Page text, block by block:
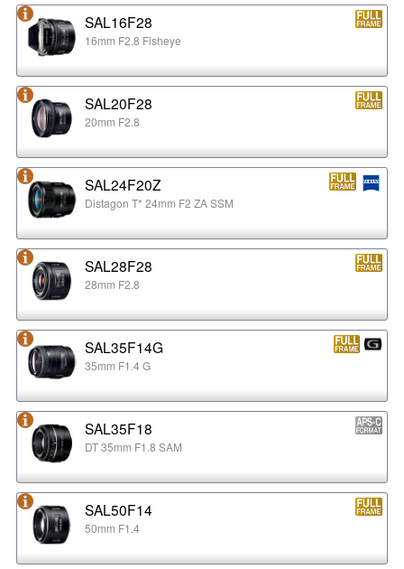
SAL16F28
16mm F2.8 Fisheye
SAL20F28
20mm F2.8
SAL24F20Z
Distagon T* 24mm F2 ZA SSM
SAL28F28
28mm F2.8
SAL35F14G
35mm F1.4 G
SAL35F18
DT 35mm F1.8 SAM
SAL50F14
50mm F1.4